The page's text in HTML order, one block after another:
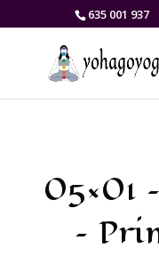
635 001 937
05×01
–